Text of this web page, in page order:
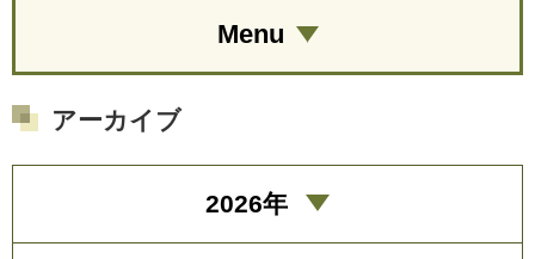
Menu
アーカイブ
2026年